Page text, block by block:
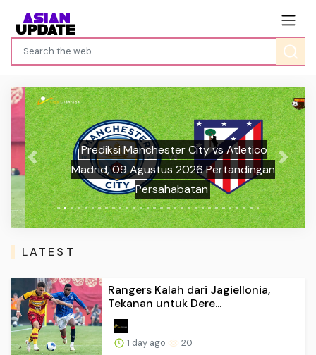
Prediksi Manchester City vs Atletico
Madrid, 09 Agustus 2026 Pertandingan
Persahabatan
Previous Next
LATEST
Rangers Kalah dari Jagiellonia,
Tekanan untuk Dere...
1 day ago 20